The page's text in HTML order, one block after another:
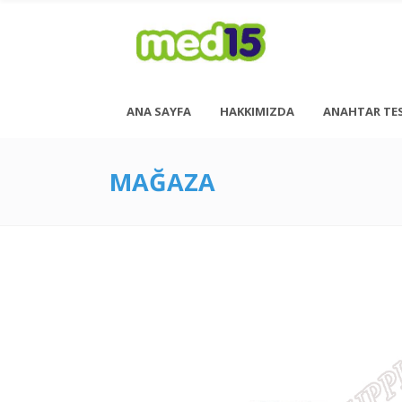
Pazartesi - Cuma 08:00 - 18:00
<h6 style= “font-size: 13px; font-weight: 600;
ANA SAYFA HAKKIMIZDA ANAHTAR
MAĞAZA